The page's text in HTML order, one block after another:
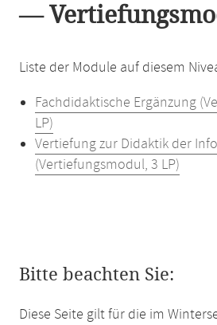
—
Liste der Module auf diesem
Fachdidaktische Ergänzung
LP)
Vertiefung zur Didaktik der
(Vertiefungsmodul, 3 LP)
Bitte beachten Sie:
Diese Seite gilt für die im